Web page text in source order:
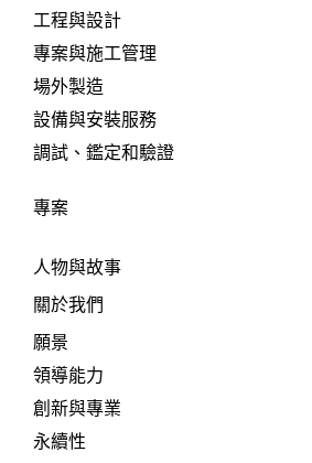
工程與設計
專案與施工管理
場外製造
設備與安裝服務
調試、鑑定和驗證
專案
人物與故事
關於我們
願景
領導能力
創新與專業
永續性